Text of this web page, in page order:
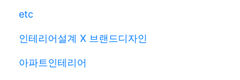
etc
인테리어설계 X 브랜드디자인
아파트인테리어